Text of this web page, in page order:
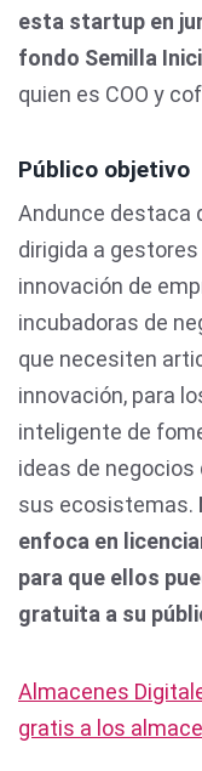
esta startup en
fondo Semilla
quien es COO y
Público objetivo
Andunce destaca
dirigida a
innovación de
incubadoras de
que necesiten
innovación, para
inteligente de
ideas de
sus ecosistemas.
enfoca en
para que ellos
gratuita a su
Almacenes
gratis a los